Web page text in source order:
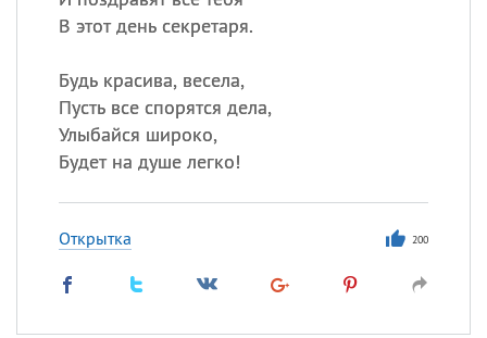
В этот день секретаря.
Будь красива, весела,
Пусть все спорятся дела,
Улыбайся широко,
Будет на душе легко!
Открытка 200